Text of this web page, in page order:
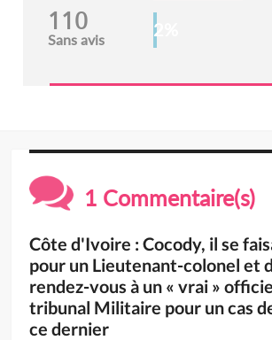
110
Sans avis 2%
1 Commentaire(s)
Côte d'Ivoire : Cocody, il se
pour un Lieutenant-colonel et
rendez-vous à un « vrai »
tribunal Militaire pour un cas
ce dernier